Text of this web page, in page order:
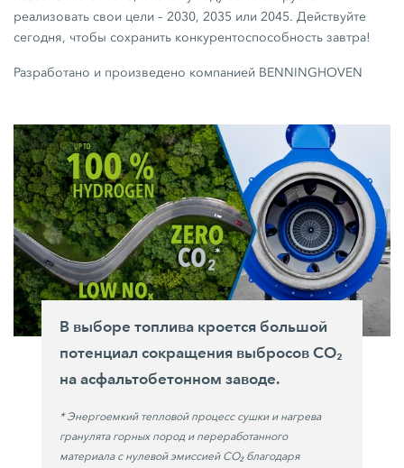
реализовать свои цели – 2030, 2035 или 2045. Действуйте
сегодня, чтобы сохранить конкурентоспособность завтра!
Разработано и произведено компанией BENNINGHOVEN
В выборе топлива кроется большой
потенциал сокращения выбросов CO₂
на асфальтобетонном заводе.
* Энергоемкий тепловой процесс сушки и нагрева
гранулята горных пород и переработанного
материала с нулевой эмиссией CO₂ благодаря